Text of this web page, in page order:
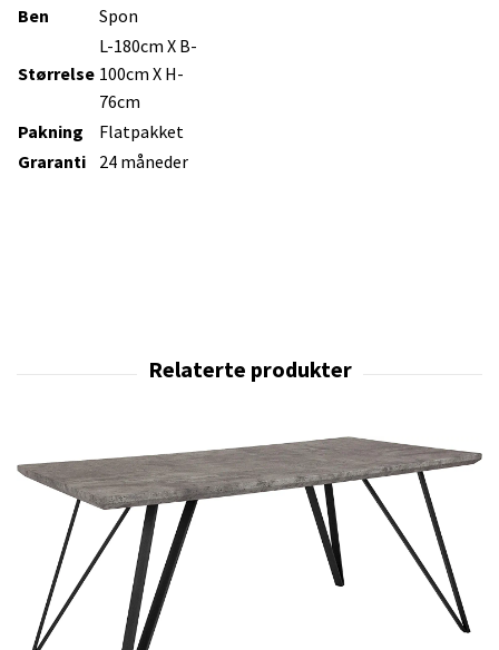
Ben
Spon
Størrelse
L-180cm X B-
100cm X H-
76cm
Pakning
Flatpakket
Graranti
24 måneder